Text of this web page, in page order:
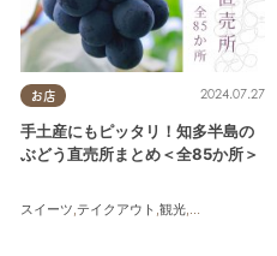
ップル,友人,花火
お店 2024.07.27
手土産にもピッタリ！知多半島の
ぶどう直売所まとめ＜全85か所＞
スイーツ,テイクアウト ,観光,アウトドア